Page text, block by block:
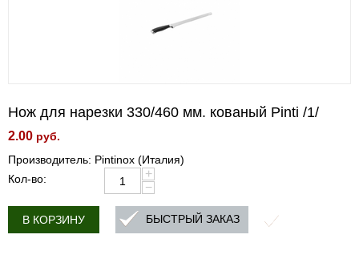
Нож для нарезки 330/460 мм. кованый Pinti /1/
2.00 руб.
Производитель: Pintinox (Италия)
Кол-во:
+
−
В КОРЗИНУ БЫСТРЫЙ ЗАКАЗ